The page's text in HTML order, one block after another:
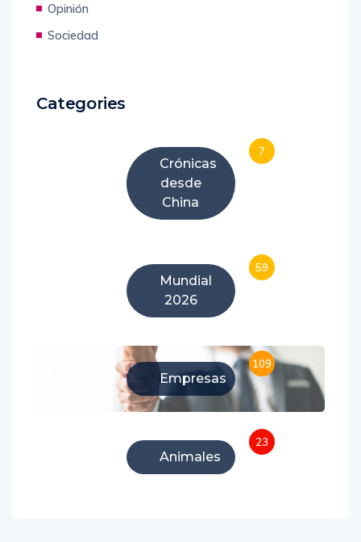
Opinión
Sociedad
Categories
Crónicas
desde
China
7
Mundial
2026
59
Empresas
109
Animales
23